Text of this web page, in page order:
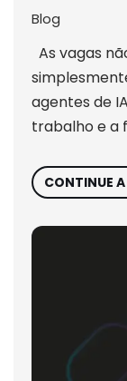
Blog
As vagas
agentes de
trabalho e a
CONTINUE A